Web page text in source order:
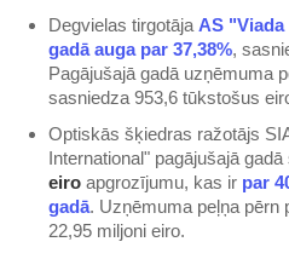
Degvielas tirgotāja ​AS
gadā auga par 37,38%​,
Pagājušajā gadā uzņēmuma
sasniedza 953,6 tūkstošus
Optiskās šķiedras ražotājs
International" pagājušajā
eiro apgrozījumu, kas ir ​par
gadā​. Uzņēmuma peļņa pērn
22,95 miljoni eiro.